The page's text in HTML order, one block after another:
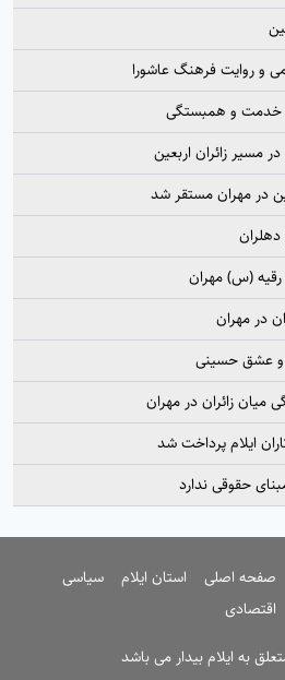
و روایت فرهنگ عاشورا
خدمت و همبستگی
مسیر زائران اربعین
در مهران مستقر شد
(س) مهران
در مهران
و عشق حسینی
حقوقی ندارد
صفحه اصلی استان ایلام
سیاسی
اقتصادی
به ایلام بیدار می باشد